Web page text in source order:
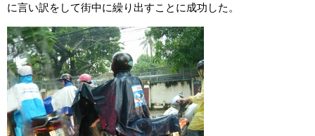
に言い訳をして街中に繰り出すことに成功した。